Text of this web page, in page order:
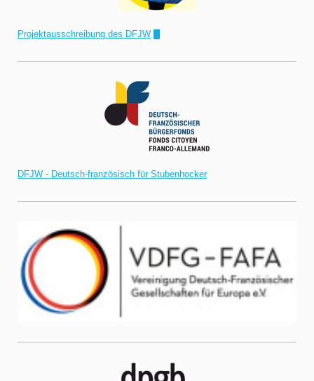
Projektausschreibung des DFJW
DFJW - Deutsch-französisch für Stubenhocker